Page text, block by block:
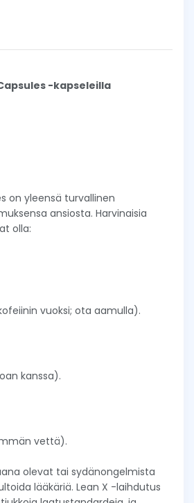
-kapseleilla
on yleensä turvallinen
ansiosta. Harvinaisia
olla:
vuoksi; ota aamulla).
kanssa).
vettä).
olevat tai sydänongelmista
lääkäriä. Lean X -laihdutus